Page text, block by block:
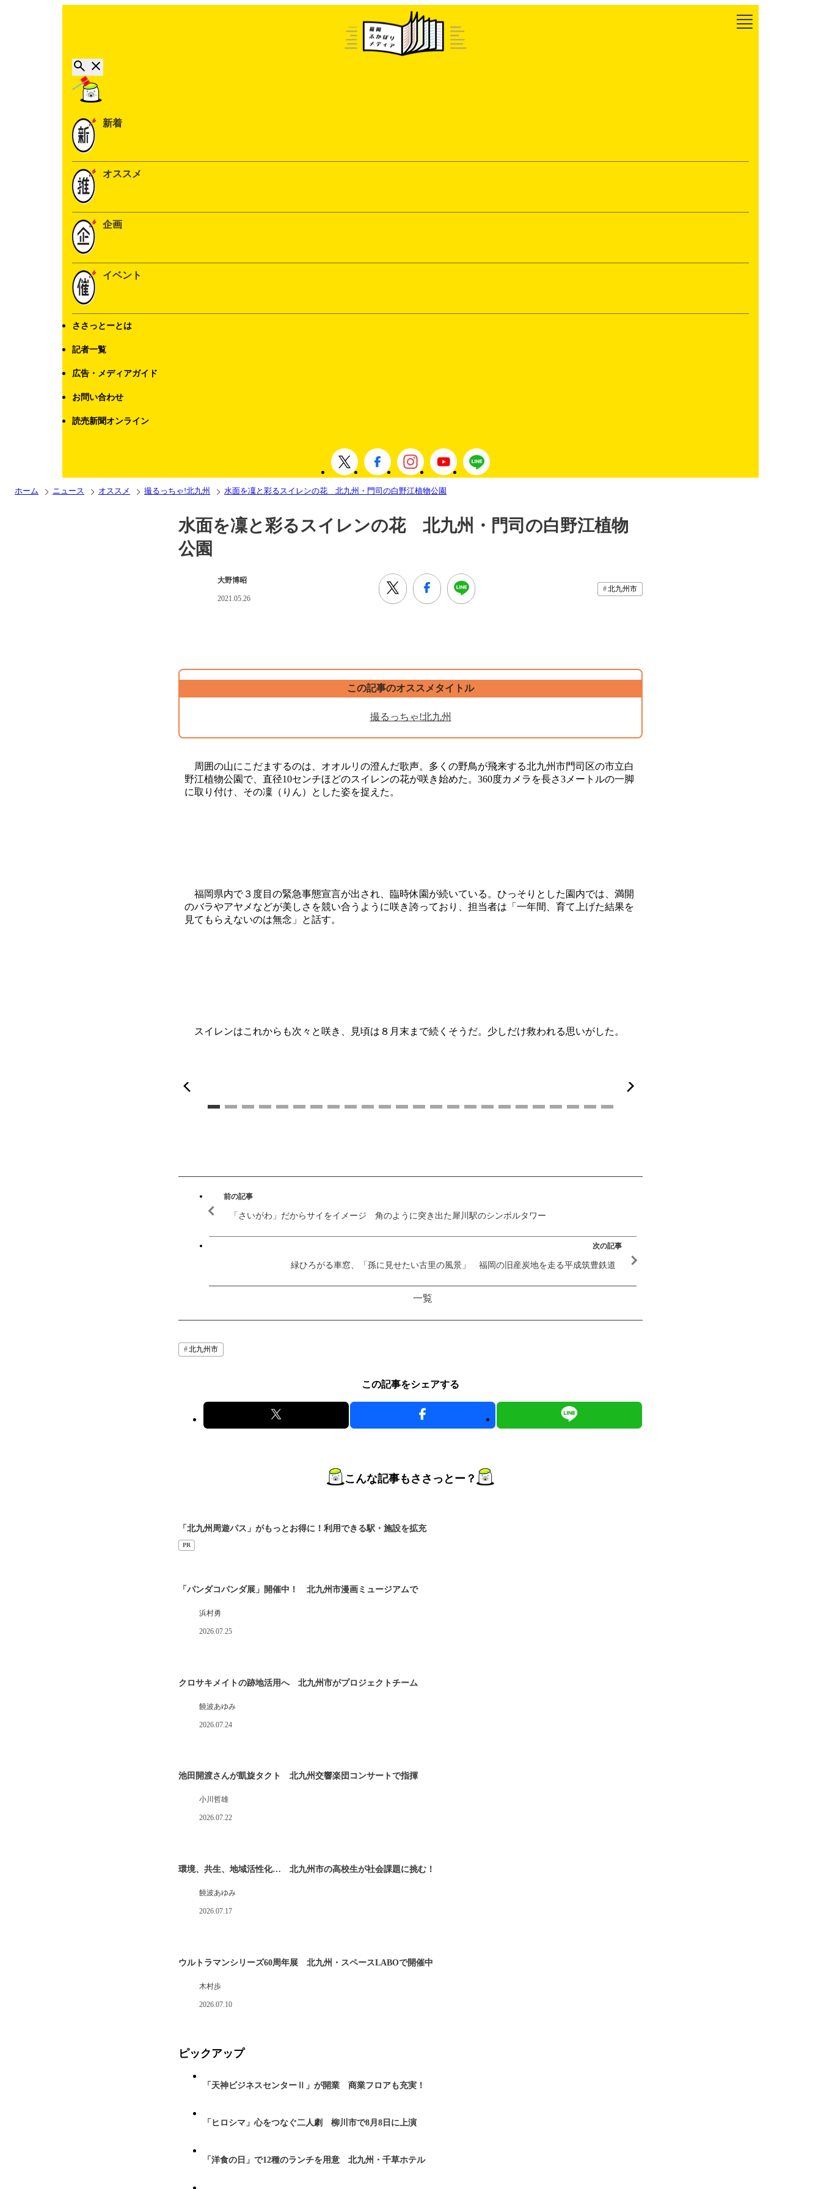
新着
オススメ
企画
イベント
ささっとーとは
記者一覧
広告・メディアガイド
お問い合わせ
読売新聞オンライン
ホーム ニュース オススメ 撮るっちゃ!北九州 水面を凜と彩るスイレンの花 北九州・門司の白野江植物公園
水面を凜と彩るスイレンの花 北九州・門司の白野江植物
公園
大野博昭
2021.05.26
北九州市
この記事のオススメタイトル
撮るっちゃ!北九州
周囲の山にこだまするのは、オオルリの澄んだ歌声。多くの野鳥が飛来する北九州市門司区の市立白
野江植物公園で、直径10センチほどのスイレンの花が咲き始めた。360度カメラを長さ3メートルの一脚
に取り付け、その凜（りん）とした姿を捉えた。
福岡県内で３度目の緊急事態宣言が出され、臨時休園が続いている。ひっそりとした園内では、満開
のバラやアヤメなどが美しさを競い合うように咲き誇っており、担当者は「一年間、育て上げた結果を
見てもらえないのは無念」と話す。
スイレンはこれからも次々と咲き、見頃は８月末まで続くそうだ。少しだけ救われる思いがした。
前の記事
「さいがわ」だからサイをイメージ 角のように突き出た犀川駅のシンボルタワー
一覧
次の記事
緑ひろがる車窓、「孫に見せたい古里の風景」 福岡の旧産炭地を走る平成筑豊鉄道
北九州市
この記事をシェアする
こんな記事もささっとー？
「北九州周遊パス」がもっとお得に！利用できる駅・施設を拡充
PR
「パンダコパンダ展」開催中！ 北九州市漫画ミュージアムで
浜村勇
2026.07.25
クロサキメイトの跡地活用へ 北九州市がプロジェクトチーム
饒波あゆみ
2026.07.24
池田開渡さんが凱旋タクト 北九州交響楽団コンサートで指揮
小川哲雄
2026.07.22
環境、共生、地域活性化… 北九州市の高校生が社会課題に挑む！
饒波あゆみ
2026.07.17
ウルトラマンシリーズ60周年展 北九州・スペースLABOで開催中
木村歩
2026.07.10
ピックアップ
「天神ビジネスセンターⅡ」が開業 商業フロアも充実！
「ヒロシマ」心をつなぐ二人劇 柳川市で8月8日に上演
「洋食の日」で12種のランチを用意 北九州・千草ホテル